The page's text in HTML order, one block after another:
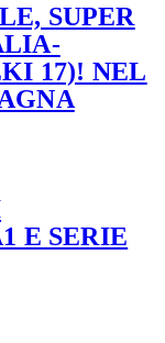
SUPER
17)! NEL
E SERIE